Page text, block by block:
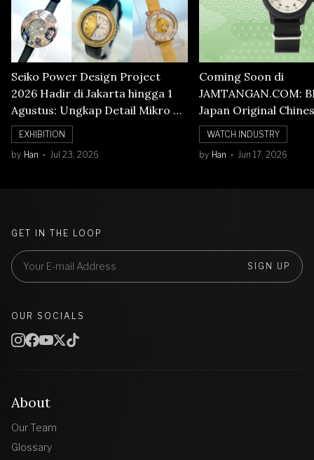
Seiko Power Design Project
2026 Hadir di Jakarta hingga 1
Agustus: Ungkap Detail Mikro di
Balik Seni Watchmaking
EXHIBITION
by Han Jul 23, 2026
Coming Soon di
JAMTANGAN.COM:
Japan Original
Numerals Watch
WATCH INDUSTRY
by Han Jun 17, 2026
About
Our Team
Glossary
GET IN THE LOOP
SIGN UP
OUR SOCIALS